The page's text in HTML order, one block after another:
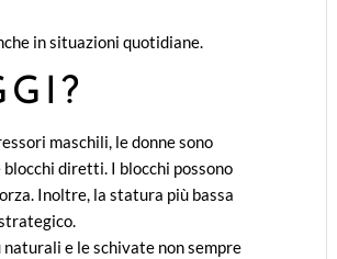
in situazioni quotidiane.
maschili, le donne sono
diretti. I blocchi possono
Inoltre, la statura più bassa
e le schivate non sempre